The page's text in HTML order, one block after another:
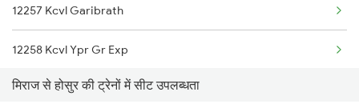
12257 Kcvl Garibrath
12258 Kcvl Ypr Gr Exp
6231 Mv Mys Fest Spl
मिराज से होसुर की ट्रेनों में सीट उपलब्धता